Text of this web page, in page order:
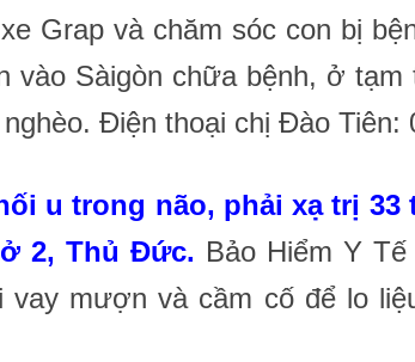
Grap và chăm sóc con bị
vào Sàigòn chữa bệnh, ở
Điện thoại chị Đào Tiên:
u trong não, phải xạ trị 33
2, Thủ Đức. Bảo Hiểm Y
vay mượn và cầm cố để lo